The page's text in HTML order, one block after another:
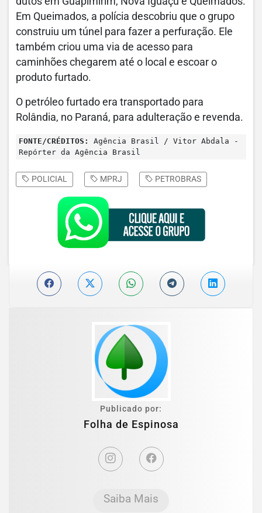
Em Queimados, a polícia descobriu que o grupo
construiu um túnel para fazer a perfuração. Ele
também criou uma via de acesso para
caminhões chegarem até o local e escoar o
produto furtado.
O petróleo furtado era transportado para
Rolândia, no Paraná, para adulteração e revenda.
FONTE/CRÉDITOS:
Agência Brasil / Vitor Abdala -
Repórter da Agência Brasil
POLICIAL MPRJ PETROBRAS
Publicado por:
Folha de Espinosa
Saiba Mais